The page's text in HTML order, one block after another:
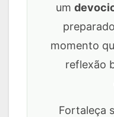
um
momento
reflexão
Fortaleça